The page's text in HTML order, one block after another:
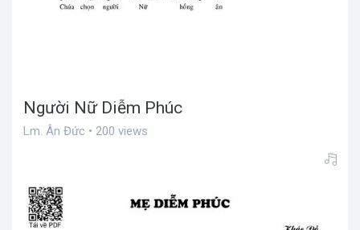
Người Nữ Diễm Phúc
Lm. Ân Đức • 200 views